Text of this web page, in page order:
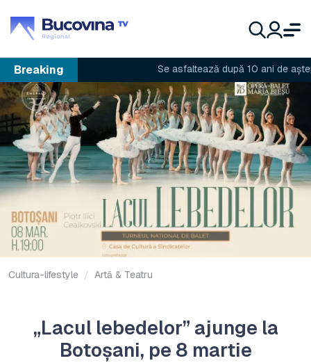
Breaking Se asfaltează după 10 ani de așteptare
Cultura-lifestyle Artă & Teatru
„Lacul lebedelor” ajunge la
Botoșani, pe 8 martie